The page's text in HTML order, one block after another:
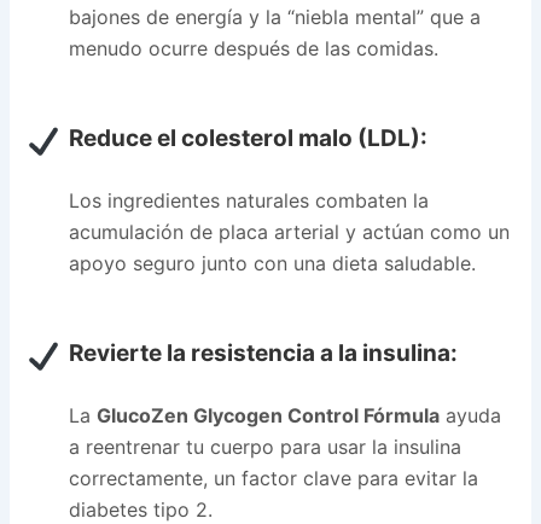
bajones de energía y la “niebla mental” que a
menudo ocurre después de las comidas.
Reduce el colesterol malo (LDL):
Los ingredientes naturales combaten la
acumulación de placa arterial y actúan como un
apoyo seguro junto con una dieta saludable.
Revierte la resistencia a la insulina:
LaGlucoZen Glycogen Control Fórmula ayuda
a reentrenar tu cuerpo para usar la insulina
correctamente, un factor clave para evitar la
diabetes tipo 2.